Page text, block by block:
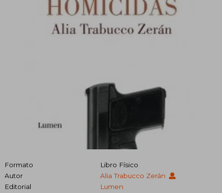
Formato
Libro Físico
Autor
Alia Trabucco Zerán
Editorial
Lumen